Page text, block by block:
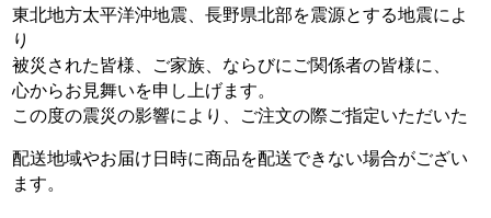
東北地方太平洋沖地震、長野県北部を震源とする地震によ
り
被災された皆様、ご家族、ならびにご関係者の皆様に、
心からお見舞いを申し上げます。
この度の震災の影響により、ご注文の際ご指定いただいた
配送地域やお届け日時に商品を配送できない場合がござい
ます。